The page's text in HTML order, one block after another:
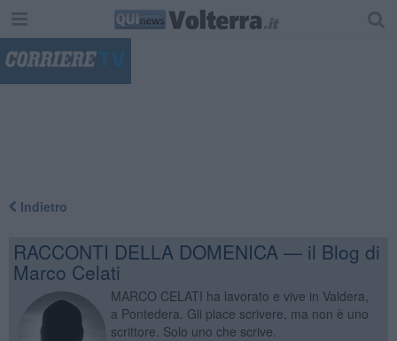
Indietro
RACCONTI DELLA DOMENICA — il Blog di
Marco Celati
MARCO CELATI ha lavorato e vive in Valdera,
a Pontedera. Gli piace scrivere, ma non è uno
scrittore. Solo uno che scrive.